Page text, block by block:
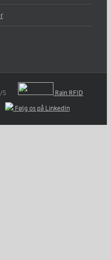
S
Rain RFID
Følg os på LinkedIn